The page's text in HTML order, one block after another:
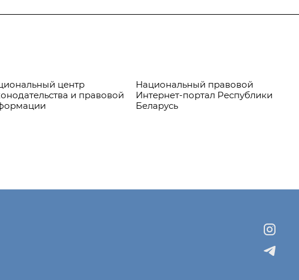
центр
и правовой
Национальный правовой
Интернет-портал Республики
Беларусь